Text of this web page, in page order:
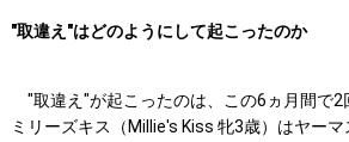
"取違え"はどのようにして起こったのか
"取違え"が起こったのは、この6ヵ月間で2
ミリーズキス（Millie's Kiss 牝3歳）はヤー